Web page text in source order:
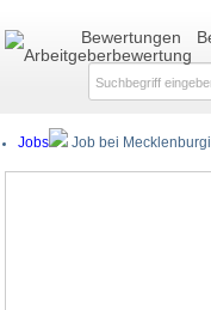
Bewertungen
Jobs Job bei